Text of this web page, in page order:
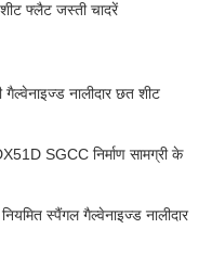
फ्लैट जस्ती चादरें
नालीदार छत शीट
SGCC निर्माण सामग्री के
स्पैंगल गैल्वेनाइज्ड नालीदार